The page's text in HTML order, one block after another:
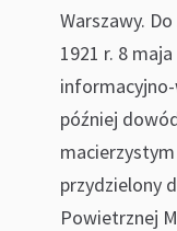
Warszawy.
1921 r. 8
później
macierzystym
przydzielony
Powietrznej